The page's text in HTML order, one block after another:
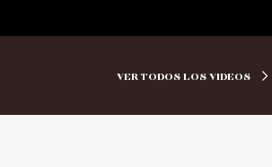
VER TODOS LOS VIDEOS